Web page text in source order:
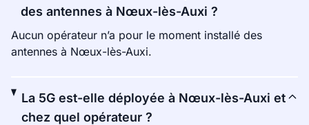
des antennes à Nœux-lès-Auxi ?
Aucun opérateur n’a pour le moment installé des
antennes à Nœux-lès-Auxi.
La 5G est-elle déployée à Nœux-lès-Auxi et
chez quel opérateur ?